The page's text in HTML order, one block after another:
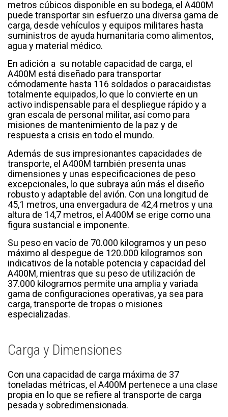
metros cúbicos disponible en su bodega, el A400M
puede transportar sin esfuerzo una diversa gama de
carga, desde vehículos y equipos militares hasta
suministros de ayuda humanitaria como alimentos,
agua y material médico.
En adición a su notable capacidad de carga, el
A400M está diseñado para transportar
cómodamente hasta 116 soldados o paracaidistas
totalmente equipados, lo que lo convierte en un
activo indispensable para el despliegue rápido y a
gran escala de personal militar, así como para
misiones de mantenimiento de la paz y de
respuesta a crisis en todo el mundo.
Además de sus impresionantes capacidades de
transporte, el A400M también presenta unas
dimensiones y unas especificaciones de peso
excepcionales, lo que subraya aún más el diseño
robusto y adaptable del avión. Con una longitud de
45,1 metros, una envergadura de 42,4 metros y una
altura de 14,7 metros, el A400M se erige como una
figura sustancial e imponente.
Su peso en vacío de 70.000 kilogramos y un peso
máximo al despegue de 120.000 kilogramos son
indicativos de la notable potencia y capacidad del
A400M, mientras que su peso de utilización de
37.000 kilogramos permite una amplia y variada
gama de configuraciones operativas, ya sea para
carga, transporte de tropas o misiones
especializadas.
Carga y Dimensiones
Con una capacidad de carga máxima de 37
toneladas métricas, el A400M pertenece a una clase
propia en lo que se refiere al transporte de carga
pesada y sobredimensionada.